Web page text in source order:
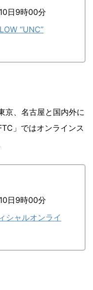
日9時00分
“UNC”
京、名古屋と国内外に
」ではオンラインス
日9時00分
シャルオンライ